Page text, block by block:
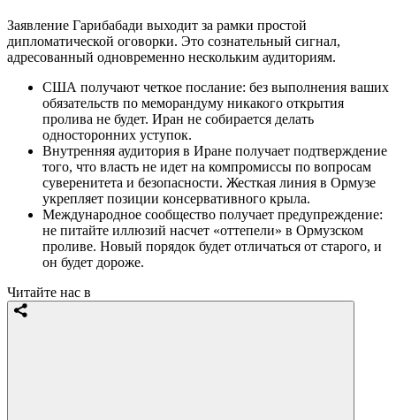
Заявление Гарибабади выходит за рамки простой
дипломатической оговорки. Это сознательный сигнал,
адресованный одновременно нескольким аудиториям.
США получают четкое послание: без выполнения ваших
обязательств по меморандуму никакого открытия
пролива не будет. Иран не собирается делать
односторонних уступок.
Внутренняя аудитория в Иране получает подтверждение
того, что власть не идет на компромиссы по вопросам
суверенитета и безопасности. Жесткая линия в Ормузе
укрепляет позиции консервативного крыла.
Международное сообщество получает предупреждение:
не питайте иллюзий насчет «оттепели» в Ормузском
проливе. Новый порядок будет отличаться от старого, и
он будет дороже.
Читайте нас в